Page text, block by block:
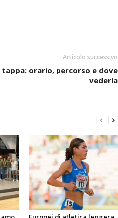
Articolo successivo
tappa: orario, percorso e dove
vederla